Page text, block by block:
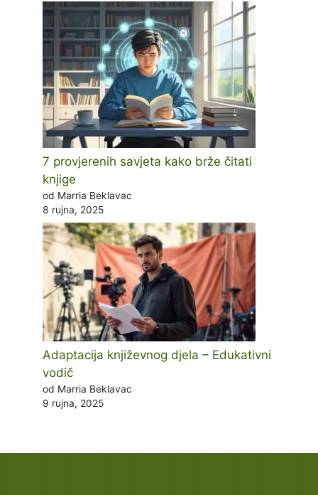
7 provjerenih savjeta kako brže čitati
knjige
od Marria Beklavac
8 rujna, 2025
Adaptacija književnog djela – Edukativni
vodič
od Marria Beklavac
9 rujna, 2025